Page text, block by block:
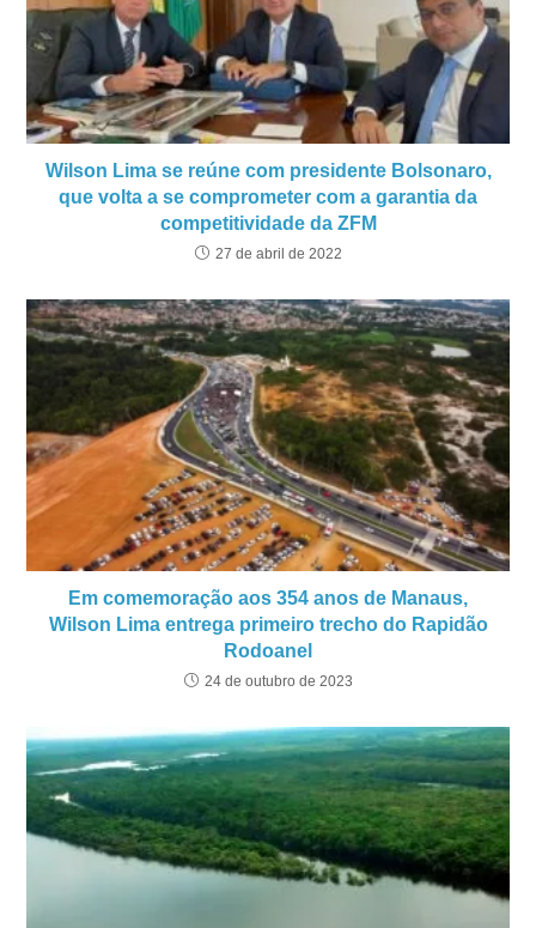
Wilson Lima se reúne com presidente Bolsonaro,
que volta a se comprometer com a garantia da
competitividade da ZFM
27 de abril de 2022
Em comemoração aos 354 anos de Manaus,
Wilson Lima entrega primeiro trecho do Rapidão
Rodoanel
24 de outubro de 2023